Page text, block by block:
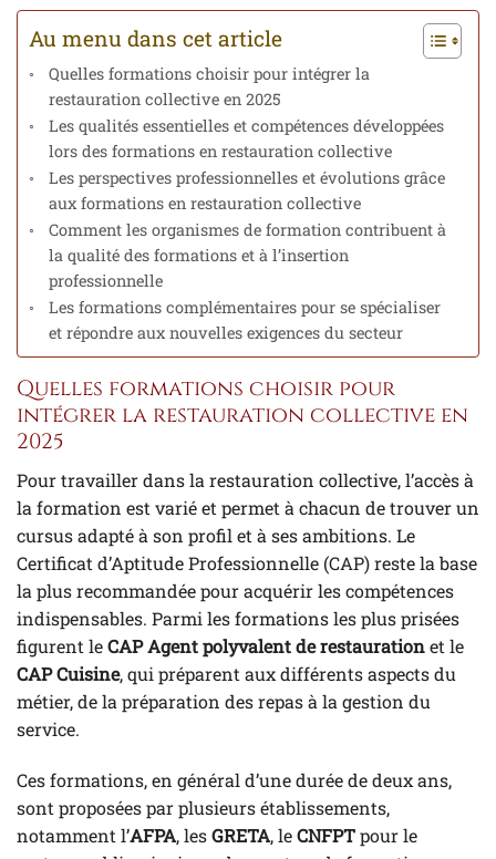
Au menu dans cet article
Quelles formations choisir pour intégrer la
restauration collective en 2025
Les qualités essentielles et compétences développées
lors des formations en restauration collective
Les perspectives professionnelles et évolutions grâce
aux formations en restauration collective
Comment les organismes de formation contribuent à
la qualité des formations et à l’insertion
professionnelle
Les formations complémentaires pour se spécialiser
et répondre aux nouvelles exigences du secteur
Quelles formations choisir pour
intégrer la restauration collective en
2025
Pour travailler dans la restauration collective, l’accès à
la formation est varié et permet à chacun de trouver un
cursus adapté à son profil et à ses ambitions. Le
Certificat d’Aptitude Professionnelle (CAP) reste la base
la plus recommandée pour acquérir les compétences
indispensables. Parmi les formations les plus prisées
figurent leCAP Agent polyvalent de restaurationet le
CAP Cuisine, qui préparent aux différents aspects du
métier, de la préparation des repas à la gestion du
service.
Ces formations, en général d’une durée de deux ans,
sont proposées par plusieurs établissements,
notamment l’AFPA, lesGRETA, leCNFPTpour le